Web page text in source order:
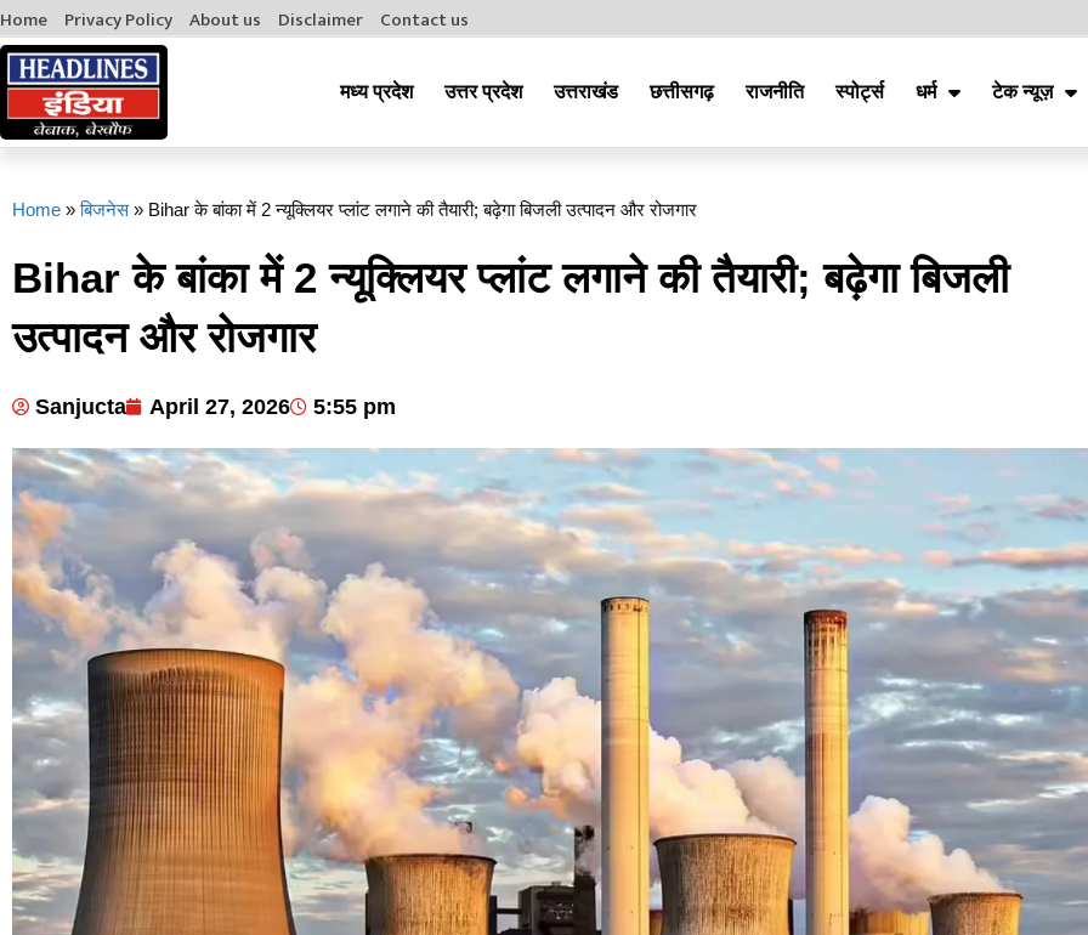
Home Privacy Policy About us Disclaimer Contact us
मध्य प्रदेश उत्तर प्रदेश उत्तराखंड छत्तीसगढ़ राजनीति स्पोर्ट्स धर्म टेक न्यूज़
Home » बिजनेस » Bihar के बांका में 2 न्यूक्लियर प्लांट लगाने की तैयारी; बढ़ेगा बिजली उत्पादन और रोजगार
Bihar के बांका में 2 न्यूक्लियर प्लांट लगाने की तैयारी; बढ़ेगा बिजली
उत्पादन और रोजगार
Sanjucta April 27, 2026 5:55 pm